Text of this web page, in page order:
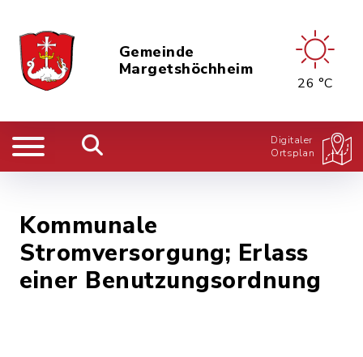
Gemeinde
Margetshöchheim
26 °C
Digitaler
Ortsplan
Kommunale
Stromversorgung; Erlass
einer Benutzungsordnung